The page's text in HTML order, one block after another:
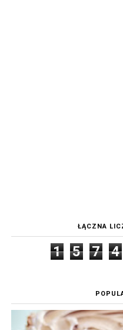
ŁĄCZNA
1 5 7 4